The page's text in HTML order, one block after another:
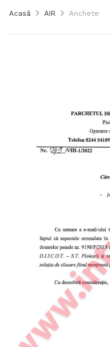
Acasă AIR Anchete